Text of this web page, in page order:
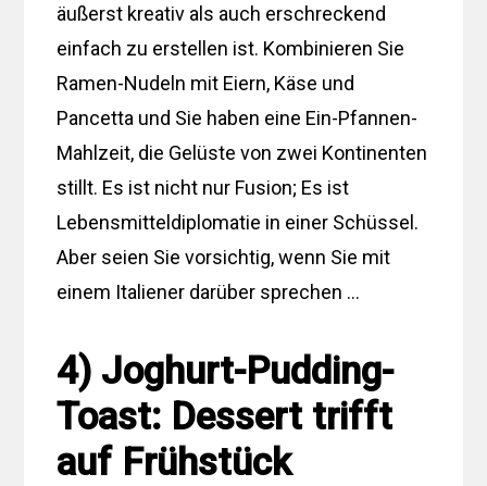
äußerst kreativ als auch erschreckend
einfach zu erstellen ist. Kombinieren Sie
Ramen-Nudeln mit Eiern, Käse und
Pancetta und Sie haben eine Ein-Pfannen-
Mahlzeit, die Gelüste von zwei Kontinenten
stillt. Es ist nicht nur Fusion; Es ist
Lebensmitteldiplomatie in einer Schüssel.
Aber seien Sie vorsichtig, wenn Sie mit
einem Italiener darüber sprechen …
4) Joghurt-Pudding-
Toast: Dessert trifft
auf Frühstück